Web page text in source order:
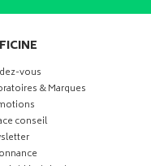
vous
& Marques
conseil